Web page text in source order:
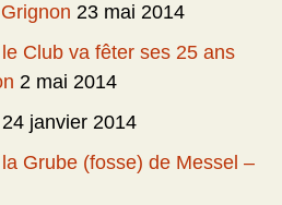
23 mai 2014
Club va fêter ses 25 ans
2 mai 2014
24 janvier 2014
Grube (fosse) de Messel –